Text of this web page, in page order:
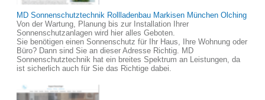
MD Sonnenschutztechnik Rollladenbau Markisen München Olching
Von der Wartung, Planung bis zur Installation Ihrer
Sonnenschutzanlagen wird hier alles Geboten.
Sie benötigen einen Sonnenschutz für Ihr Haus, Ihre Wohnung oder
Büro? Dann sind Sie an dieser Adresse Richtig. MD
Sonnenschutztechnik hat ein breites Spektrum an Leistungen, da
ist sicherlich auch für Sie das Richtige dabei.